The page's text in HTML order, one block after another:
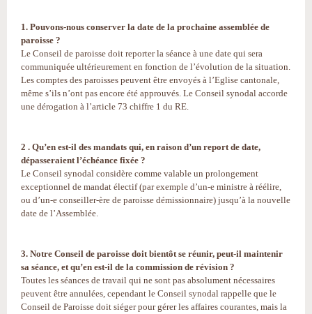
1. Pouvons-nous conserver la date de la prochaine assemblée de
paroisse ?
Le Conseil de paroisse doit reporter la séance à une date qui sera
communiquée ultérieurement en fonction de l’évolution de la situation.
Les comptes des paroisses peuvent être envoyés à l’Eglise cantonale,
même s’ils n’ont pas encore été approuvés. Le Conseil synodal accorde
une dérogation à l’article 73 chiffre 1 du RE.
2 . Qu’en est-il des mandats qui, en raison d’un report de date,
dépasseraient l’échéance fixée ?
Le Conseil synodal considère comme valable un prolongement
exceptionnel de mandat électif (par exemple d’un-e ministre à réélire,
ou d’un-e conseiller-ère de paroisse démissionnaire) jusqu’à la nouvelle
date de l’Assemblée.
3. Notre Conseil de paroisse doit bientôt se réunir, peut-il maintenir
sa séance, et qu’en est-il de la commission de révision ?
Toutes les séances de travail qui ne sont pas absolument nécessaires
peuvent être annulées, cependant le Conseil synodal rappelle que le
Conseil de Paroisse doit siéger pour gérer les affaires courantes, mais la